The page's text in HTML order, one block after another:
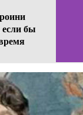
если бы